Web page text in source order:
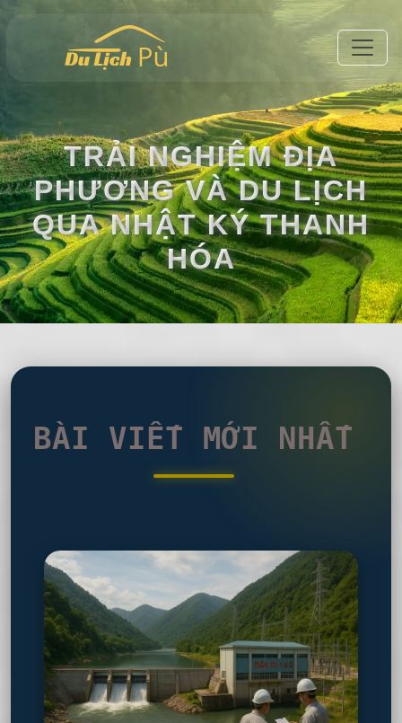
TRẢI NGHIỆM ĐỊA
PHƯƠNG VÀ DU LỊCH
QUA NHẬT KÝ THANH
HÓA
BÀI VIẾT MỚI NHẤT